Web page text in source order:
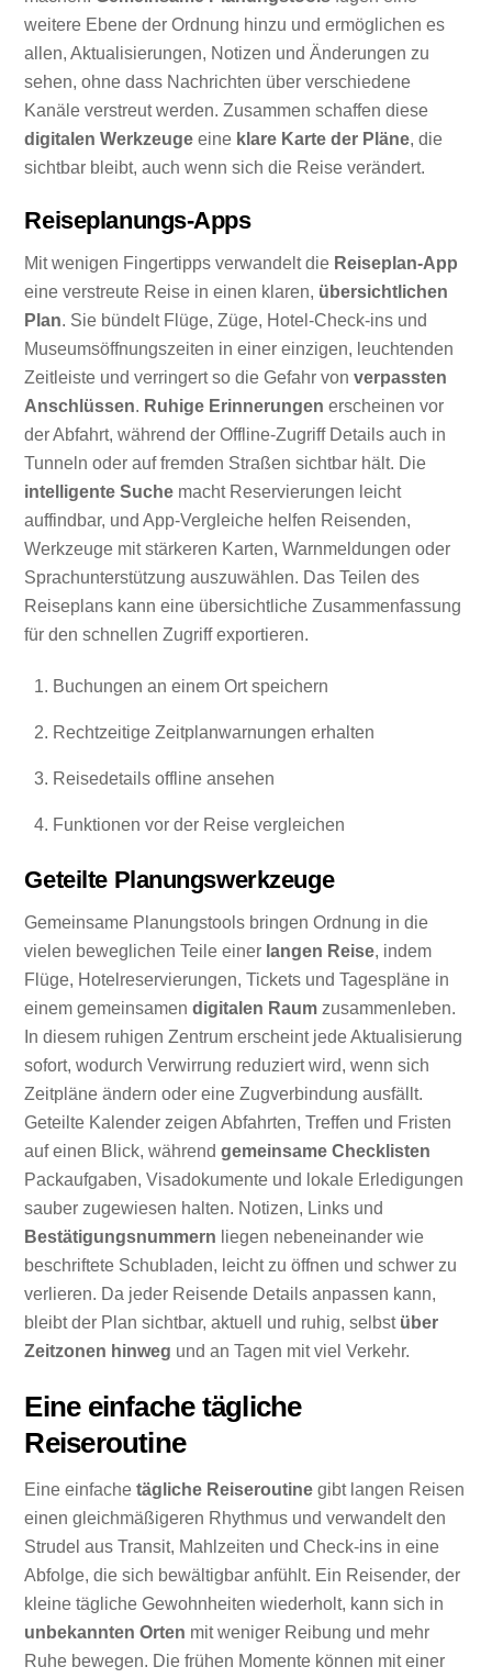
weitere Ebene der Ordnung hinzu und ermöglichen es
allen, Aktualisierungen, Notizen und Änderungen zu
sehen, ohne dass Nachrichten über verschiedene
Kanäle verstreut werden. Zusammen schaffen diese
digitalen Werkzeuge eine klare Karte der Pläne, die
sichtbar bleibt, auch wenn sich die Reise verändert.
Reiseplanungs-Apps
Mit wenigen Fingertipps verwandelt die Reiseplan-App
eine verstreute Reise in einen klaren, übersichtlichen
Plan. Sie bündelt Flüge, Züge, Hotel-Check-ins und
Museumsöffnungszeiten in einer einzigen, leuchtenden
Zeitleiste und verringert so die Gefahr vonverpassten
Anschlüssen. Ruhige Erinnerungen erscheinen vor
der Abfahrt, während der Offline-Zugriff Details auch in
Tunneln oder auf fremden Straßen sichtbar hält. Die
intelligente Suche macht Reservierungen leicht
auffindbar, und App-Vergleiche helfen Reisenden,
Werkzeuge mit stärkeren Karten, Warnmeldungen oder
Sprachunterstützung auszuwählen. Das Teilen des
Reiseplans kann eine übersichtliche Zusammenfassung
für den schnellen Zugriff exportieren.
Buchungen an einem Ort speichern
Rechtzeitige Zeitplanwarnungen erhalten
Reisedetails offline ansehen
Funktionen vor der Reise vergleichen
Geteilte Planungswerkzeuge
Gemeinsame Planungstools bringen Ordnung in die
vielen beweglichen Teile einer langen Reise, indem
Flüge, Hotelreservierungen, Tickets und Tagespläne in
einem gemeinsamendigitalen Raum zusammenleben.
In diesem ruhigen Zentrum erscheint jede Aktualisierung
sofort, wodurch Verwirrung reduziert wird, wenn sich
Zeitpläne ändern oder eine Zugverbindung ausfällt.
Geteilte Kalender zeigen Abfahrten, Treffen und Fristen
auf einen Blick, währendgemeinsame Checklisten
Packaufgaben, Visadokumente und lokale Erledigungen
sauber zugewiesen halten. Notizen, Links und
Bestätigungsnummern liegen nebeneinander wie
beschriftete Schubladen, leicht zu öffnen und schwer zu
verlieren. Da jeder Reisende Details anpassen kann,
bleibt der Plan sichtbar, aktuell und ruhig, selbst über
Zeitzonen hinweg und an Tagen mit viel Verkehr.
Eine einfache tägliche
Reiseroutine
Eine einfachetägliche Reiseroutine gibt langen Reisen
einen gleichmäßigeren Rhythmus und verwandelt den
Strudel aus Transit, Mahlzeiten und Check-ins in eine
Abfolge, die sich bewältigbar anfühlt. Ein Reisender, der
kleine tägliche Gewohnheiten wiederholt, kann sich in
unbekannten Orten mit weniger Reibung und mehr
Ruhe bewegen. Die frühen Momente können mit einer